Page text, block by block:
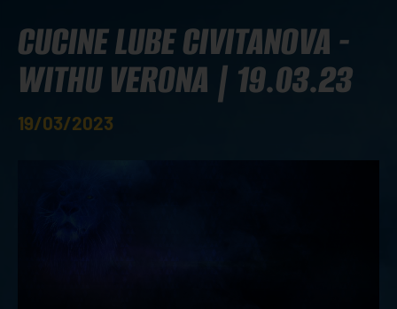
CUCINE LUBE CIVITANOVA -
WITHU VERONA | 19.03.23
19/03/2023